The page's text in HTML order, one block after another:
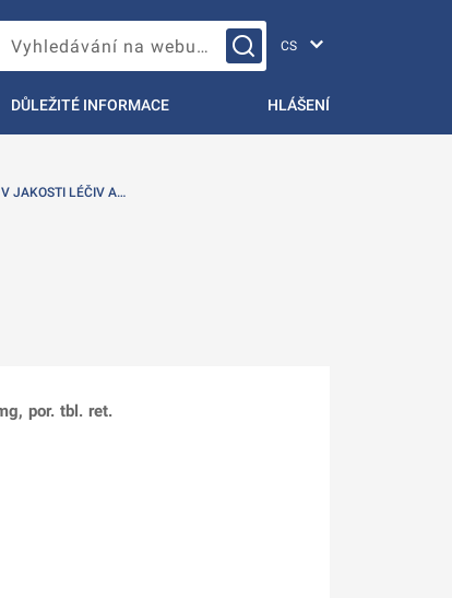
Vyhledávání na webu…
DŮLEŽITÉ INFORMACE HLÁŠENÍ
JAKOSTI LÉČIV A…
por. tbl. ret.